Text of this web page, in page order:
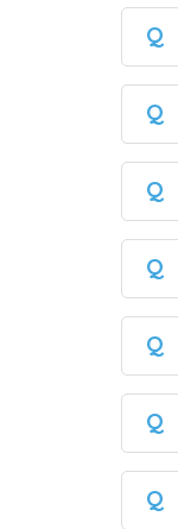
Q
Q
Q
Q
Q
Q
Q